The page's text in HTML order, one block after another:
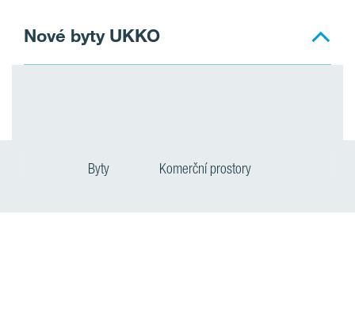
Nové byty UKKO
Byty Komerční prostory